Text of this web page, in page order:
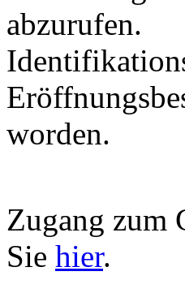
worden.
Zugang zum
Sie hier.